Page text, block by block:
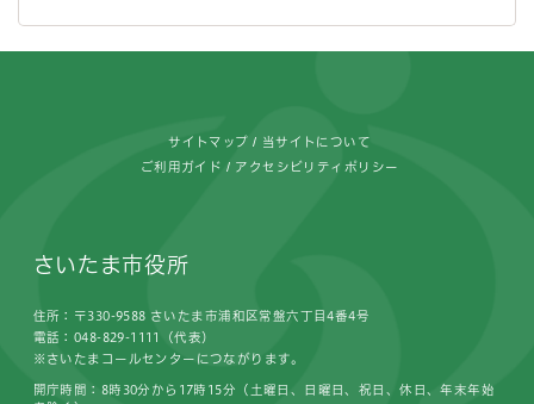
サイトマップ 当サイトについて
ご利用ガイド アクセシビリティポリシー
さいたま市役所
住所：〒330-9588 さいたま市浦和区常盤六丁目4番4号
電話：048-829-1111（代表）
※さいたまコールセンターにつながります。
開庁時間：8時30分から17時15分（土曜日、日曜日、祝日、休日、年末年始